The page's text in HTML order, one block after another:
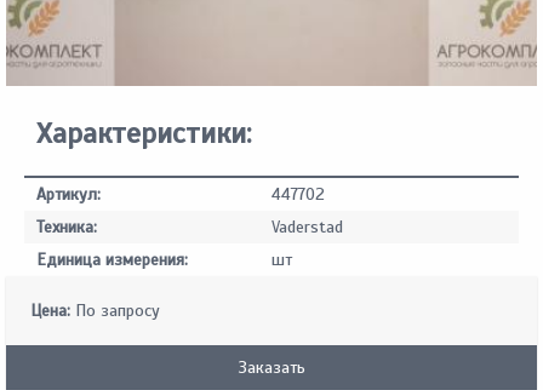
Характеристики:
Артикул:
447702
Техника:
Vaderstad
Единица измерения:
шт
Цена: По запросу
Заказать